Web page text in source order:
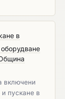
в
включени
пускане в